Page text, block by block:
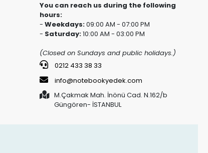
You can reach us during the following
hours:
- Weekdays:09:00 AM - 07:00 PM
- Saturday:10:00 AM - 03:00 PM
(Closed on Sundays and public holidays.)
0212 433 38 33
info@notebookyedek.com
M.Çakmak Mah. İnönü Cad. N.162/b
Güngören- İSTANBUL